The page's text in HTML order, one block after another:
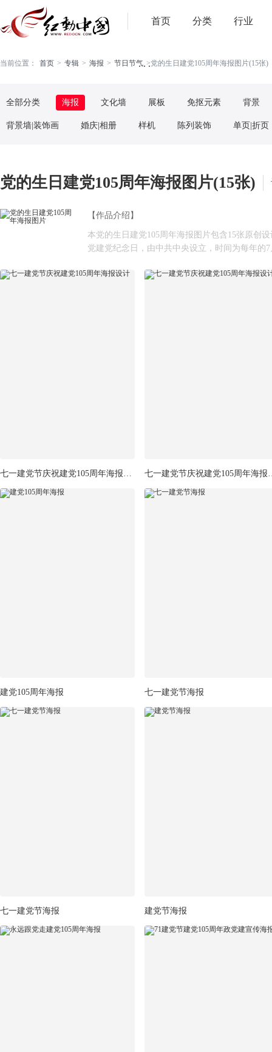
首页 分类 行业
. . .
当前位置： 首页 > 专辑 > 海报 > 节日节气 >党的生日建党105周年海报图片(15张)
全部分类 海报 文化墙 展板 免抠元素 背景
背景墙|装饰画 婚庆|相册 样机 陈列装饰 单页|折页
党的生日建党105周年海报图片(15张)
【作品介绍】
本党的生日建党105周年海报图片包含15张原创
党建党纪念日，由中共中央设立，时间为每年的7
七一建党节庆祝建党105周年海报设计 七一建党节
建党105周年海报 七一建党节海报
七一建党节海报 建党节海报